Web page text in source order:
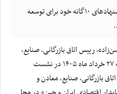
کسب و کار نیوز - اتاق بازرگانی پیشنهادهای ۱۰گانه خود برای توسعه
رییس اتاق بازرگانی، صنایع،
معادن و کشاورزی ایران روز چهارشنبه ۲۷ خرداد ماه ۱۴۰۵ در نشست
بازرگانی، صنایع، معادن و